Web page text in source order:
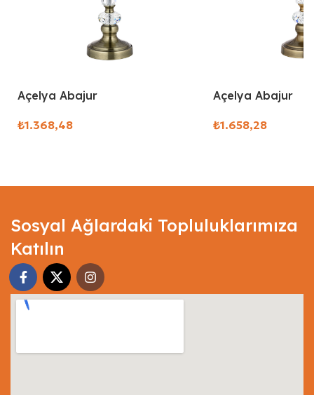
Açelya Abajur
₺
Açelya Abajur
₺
Sosyal Ağlardaki Topluluklarımıza
Katılın